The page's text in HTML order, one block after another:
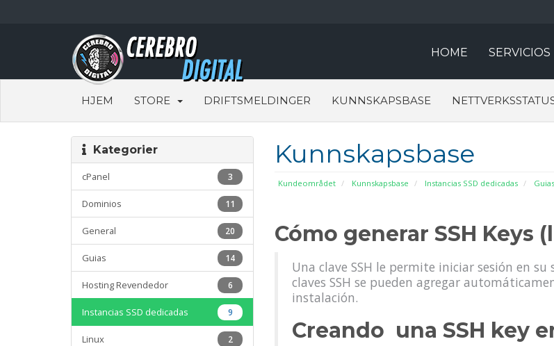
HOME SERVICIOS
HJEM STORE DRIFTSMELDINGER KUNNSKAPSBASE
Kunnskapsbase
Kundeområdet Kunnskapsbase Instancias SSD dedicadas
Kategorier
3
cPanel
11
Dominios
20
General
14
Guias
6
Hosting Revendedor
9
Instancias SSD dedicadas
2
Linux
Cómo generar SSH Keys
Una clave SSH le permite iniciar sesión en
claves SSH se pueden agregar
instalación.
Creando una SSH key